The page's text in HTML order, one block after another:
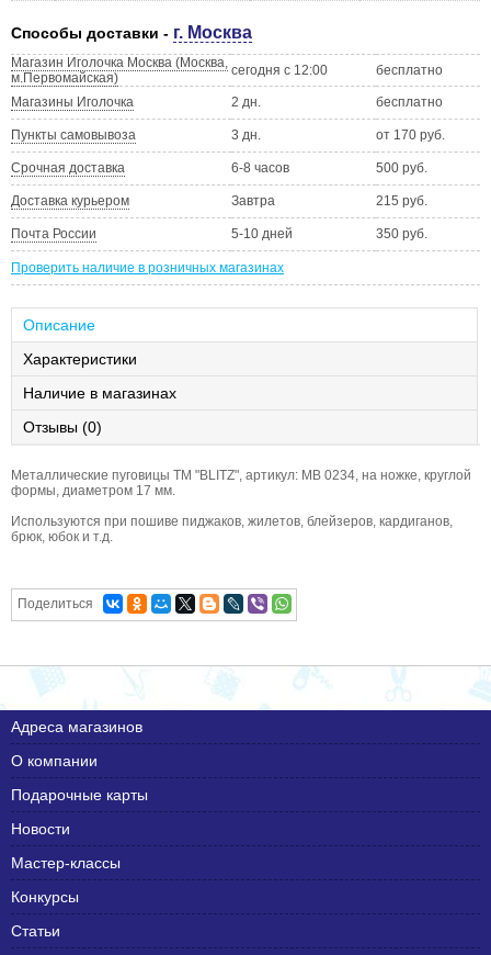
Способы доставки - г. Москва
Магазин Иголочка Москва (Москва,
м.Первомайская)
сегодня с 12:00 бесплатно
Магазины Иголочка 2 дн. бесплатно
Пункты самовывоза 3 дн. от 170 руб.
Срочная доставка 6-8 часов 500 руб.
Доставка курьером Завтра 215 руб.
Почта России 5-10 дней 350 руб.
Проверить наличие в розничных магазинах
Описание
Характеристики
Наличие в магазинах
Отзывы (0)
Металлические пуговицы ТМ "BLITZ", артикул: MB 0234, на ножке, круглой
формы, диаметром 17 мм.
Используются при пошиве пиджаков, жилетов, блейзеров, кардиганов,
брюк, юбок и т.д.
Поделиться
Адреса магазинов
О компании
Подарочные карты
Новости
Мастер-классы
Конкурсы
Статьи